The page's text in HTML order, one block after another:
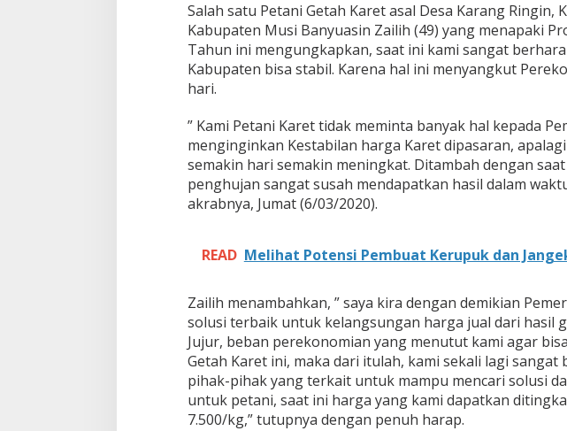
e
t
a
h
g
a
n
P
e
n
H
a
p
Salah satu Petani Getah Karet asal Desa Karang Ringin,
Kabupaten Musi Banyuasin Zailih (49) yang menapaki
Tahun ini mengungkapkan, saat ini kami sangat
Kabupaten bisa stabil. Karena hal ini menyangkut
hari.
” Kami Petani Karet tidak meminta banyak hal kepada
menginginkan Kestabilan harga Karet dipasaran,
semakin hari semakin meningkat. Ditambah dengan
penghujan sangat susah mendapatkan hasil dalam
akrabnya, Jumat (6/03/2020).
READ Melihat Potensi Pembuat Kerupuk dan
Zailih menambahkan, ” saya kira dengan demikian
solusi terbaik untuk kelangsungan harga jual dari hasil
Jujur, beban perekonomian yang menutut kami agar
Getah Karet ini, maka dari itulah, kami sekali lagi sangat
pihak-pihak yang terkait untuk mampu mencari solusi
untuk petani, saat ini harga yang kami dapatkan
7.500/kg,” tutupnya dengan penuh harap.